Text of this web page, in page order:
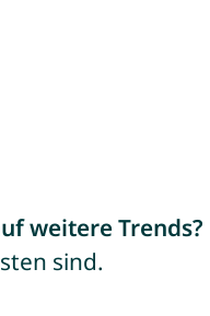
weitere Trends?
sind.